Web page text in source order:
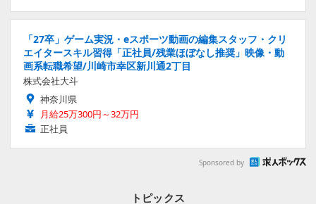
「27卒」ゲーム実況・eスポーツ動画の編集スタッフ・クリ
エイタースキル習得「正社員/残業ほぼなし推奨」映像・動
画系転職希望/川崎市幸区新川通2丁目
株式会社大斗
神奈川県
月給25万300円～32万円
正社員
Sponsored by
トピックス